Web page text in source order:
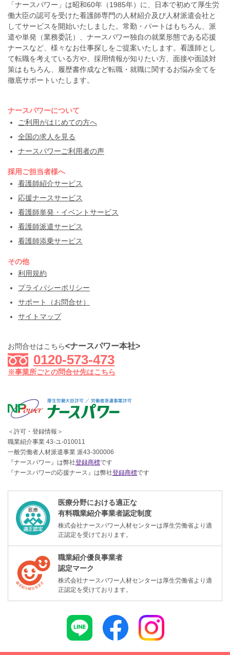
「ナースパワー」は昭和60年（1985年）に、日本で初めて厚生労
働大臣の認可を受けた看護師専門の人材紹介及び人材派遣会社と
してサービスを開始いたしました。常勤・パートはもちろん、派
遣や単発（業務委託）、ナースパワー独自の就業形態である応援
ナースなど、様々なお仕事探しをご提案いたします。看護師とし
て転職を考えている方や、採用情報が知りたい方、面接や面談対
策はもちろん、履歴書作成など転職・就職に関するお悩み全てを
徹底サポートいたします。
ナースパワーについて
ご利用がはじめての方へ
全国の求人を見る
ナースパワーご利用者の声
採用ご担当者様へ
看護師紹介サービス
応援ナースサービス
看護師単発・イベントサービス
看護師派遣サービス
看護師添乗サービス
その他
利用規約
プライバシーポリシー
サポート（お問合せ）
サイトマップ
お問合せはこちら<ナースパワー本社>
0120-573-473
※事業所ごとの問合せ先はこちら
＜許可・登録情報＞
職業紹介事業 43-ユ-010011
一般労働者人材派遣事業 派43-300006
『ナースパワー』は弊社登録商標です
『ナースパワーの応援ナース』は弊社登録商標です
医療分野における適正な
有料職業紹介事業者認定制度
株式会社ナースパワー人材センターは厚生労働省より適
正認定を受けております。
職業紹介優良事業者
認定マーク
株式会社ナースパワー人材センターは厚生労働省より適
正認定を受けております。